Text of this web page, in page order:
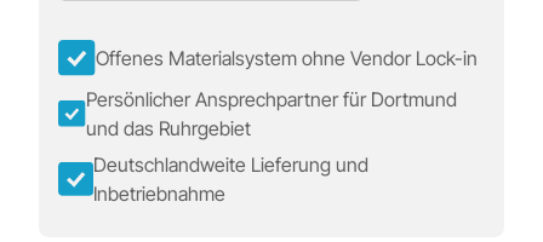
Offenes Materialsystem ohne Vendor Lock-in
Persönlicher Ansprechpartner für Dortmund
und das Ruhrgebiet
Deutschlandweite Lieferung und
Inbetriebnahme